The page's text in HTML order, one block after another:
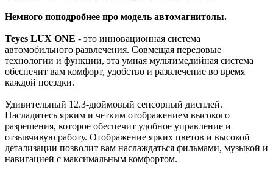
Немного поподробнее про модель автомагнитолы.
Teyes LUX ONE - это инновационная система
автомобильного развлечения. Совмещая передовые
технологии и функции, эта умная мультимедийная система
обеспечит вам комфорт, удобство и развлечение во время
каждой поездки.
Удивительный 12.3-дюймовый сенсорный дисплей.
Насладитесь ярким и четким отображением высокого
разрешения, которое обеспечит удобное управление и
отзывчивую работу. Отображение ярких цветов и высокой
детализации позволит вам наслаждаться фильмами, музыкой и
навигацией с максимальным комфортом.